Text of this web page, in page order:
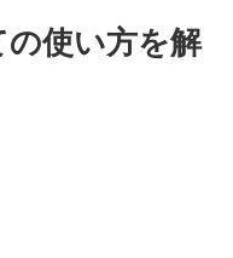
使い方を解